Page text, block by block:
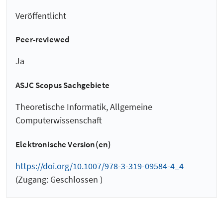
Veröffentlicht
Peer-reviewed
Ja
ASJC Scopus Sachgebiete
Theoretische Informatik, Allgemeine
Computerwissenschaft
Elektronische Version(en)
https://doi.org/10.1007/978-3-319-09584-4_4
(Zugang: Geschlossen )